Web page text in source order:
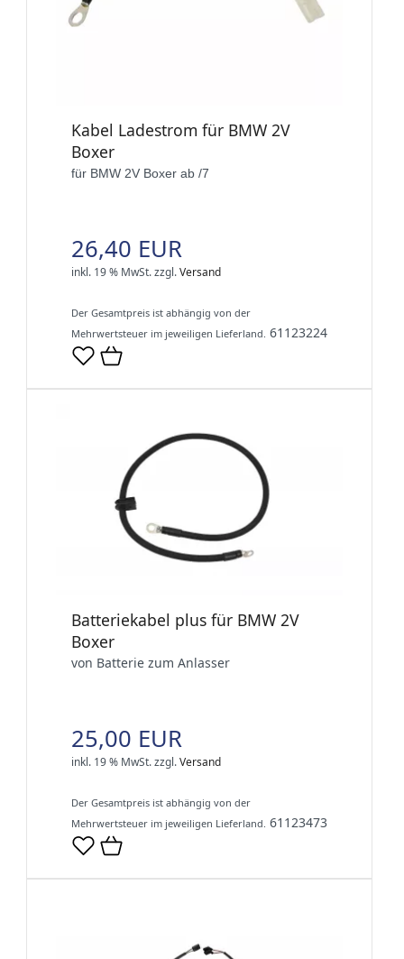
Kabel Ladestrom für BMW 2V
Boxer
für BMW 2V Boxer ab /7
26,40 EUR
inkl. 19 % MwSt.zzgl.Versand
Der Gesamtpreis ist abhängig von der
Mehrwertsteuer im jeweiligen Lieferland. 61123224
Batteriekabel plus für BMW 2V
Boxer
von Batterie zum Anlasser
25,00 EUR
inkl. 19 % MwSt.zzgl.Versand
Der Gesamtpreis ist abhängig von der
Mehrwertsteuer im jeweiligen Lieferland. 61123473